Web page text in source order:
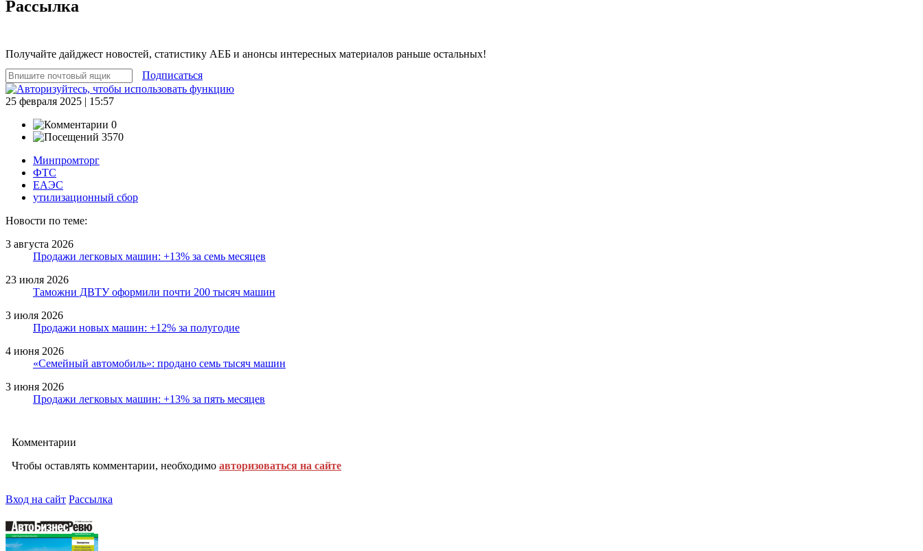
Рассылка
Получайте дайджест новостей, статистику АЕБ и анонсы интересных материалов раньше остальных!
Подписаться
25 февраля 2025 | 15:57
0
3570
Минпромторг
ФТС
ЕАЭС
утилизационный сбор
Новости по теме:
3 августа 2026
Продажи легковых машин: +13% за семь месяцев
23 июля 2026
Таможни ДВТУ оформили почти 200 тысяч машин
3 июля 2026
Продажи новых машин: +12% за полугодие
4 июня 2026
«Семейный автомобиль»: продано семь тысяч машин
3 июня 2026
Продажи легковых машин: +13% за пять месяцев
Комментарии
Чтобы оставлять комментарии, необходимо авторизоваться на сайте
Вход на сайт Рассылка